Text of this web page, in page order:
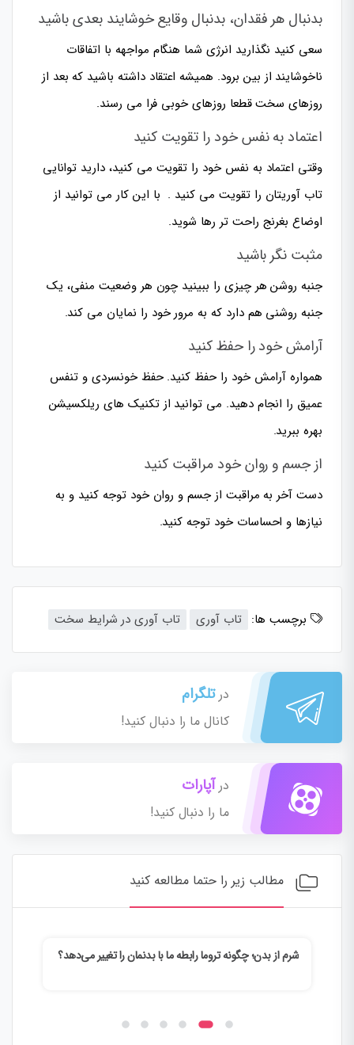
بدنبال هر فقدان، بدنبال وقایع خوشایند بعدی باشید
سعی کنید نگذارید انرژی شما هنگام مواجهه با اتفاقات
ناخوشایند از بین برود. همیشه اعتقاد داشته باشید که بعد از
روزهای سخت قطعا روزهای خوبی فرا می رسند.
اعتماد به نفس خود را تقویت کنید
وقتی اعتماد به نفس خود را تقویت می کنید، دارید توانایی
تاب آوریتان را تقویت می کنید . با این کار می توانید از
اوضاع بغرنج راحت تر رها شوید.
مثبت نگر باشید
جنبه روشن هر چیزی را ببینید چون هر وضعیت منفی، یک
جنبه روشنی هم دارد که به مرور خود را نمایان می کند.
آرامش خود را حفظ کنید
همواره آرامش خود را حفظ کنید. حفظ خونسردی و تنفس
عمیق را انجام دهید. می توانید از تکنیک های ریلکسیشن
بهره ببرید.
از جسم و روان خود مراقبت کنید
دست آخر به مراقبت از جسم و روان خود توجه کنید و به
نیازها و احساسات خود توجه کنید.
برچسب ها: تاب آوری تاب آوری در شرایط سخت
درتلگرام
کانال ما را دنبال کنید!
درآپارات
ما را دنبال کنید!
مطالب زیر را حتما مطالعه کنید
شرم از بدن؛ چگونه تروما رابطه ما با بدنمان را تغییر می‌دهد؟